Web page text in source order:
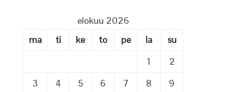
elokuu 2026
ma
ti ke to pe la
su
1
2
3
4 5 6 7 8
9